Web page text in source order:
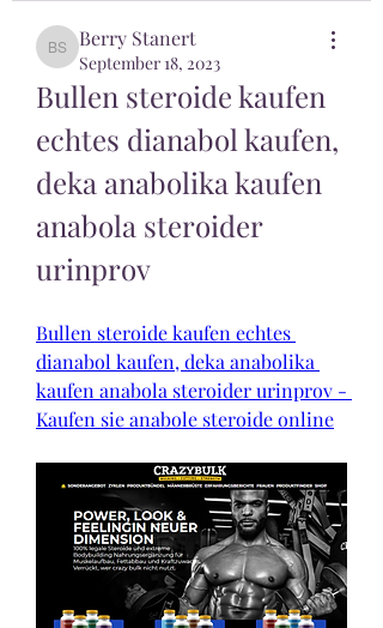
Berry Stanert
Berry Stanert
September 18, 2023
Bullen steroide kaufen
echtes dianabol kaufen,
deka anabolika kaufen
anabola steroider
urinprov
Bullen steroide kaufen echtes
dianabol kaufen, deka anabolika
kaufen anabola steroider urinprov -
Kaufen sie anabole steroide online